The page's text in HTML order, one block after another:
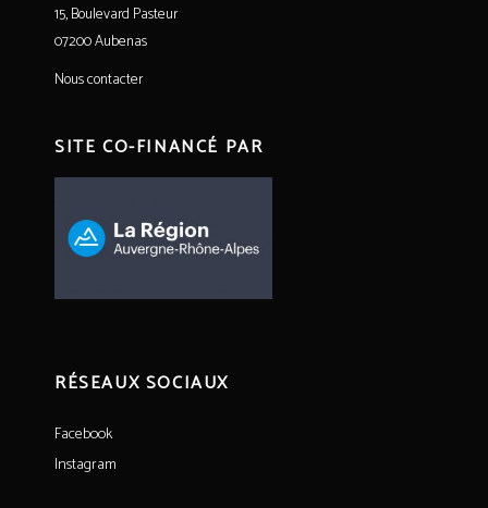
15, Boulevard Pasteur
07200 Aubenas
Nous contacter
SITE CO-FINANCÉ PAR
RÉSEAUX SOCIAUX
Facebook
Instagram